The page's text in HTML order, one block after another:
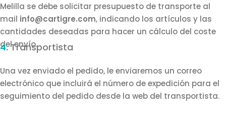
Melilla se debe solicitar presupuesto de transporte al
mail info@cartigre.com, indicando los artículos y las
cantidades deseadas para hacer un cálculo del coste
del envío.
4.Transportista
Una vez enviado el pedido, le enviaremos un correo
electrónico que incluirá el número de expedición para el
seguimiento del pedido desde la web del transportista.